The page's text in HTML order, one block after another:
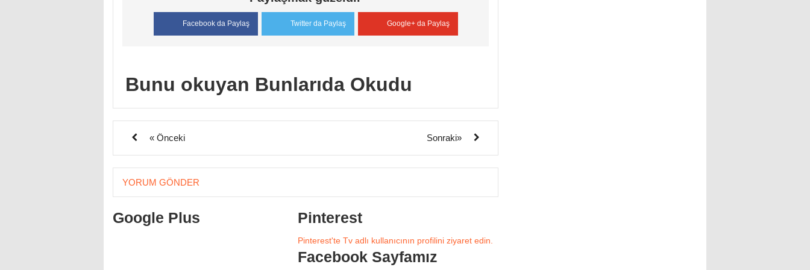
Facebook da Paylaş Twitter da Paylaş Google+ da Paylaş
Bunu okuyan Bunlarıda Okudu
« Önceki Sonraki»
YORUM GÖNDER
Google Plus Pinterest
Pinterest'te Tv adlı kullanıcının profilini ziyaret edin.
Facebook Sayfamız